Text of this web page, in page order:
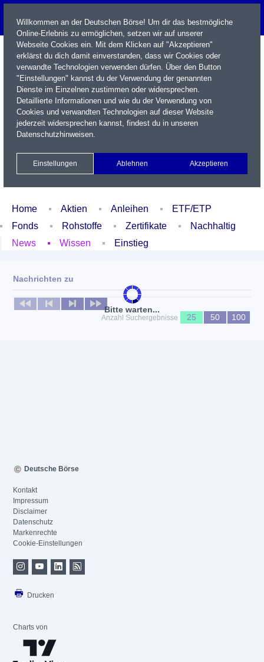
Name / WKN / ISIN / Kürzel
Xetra Realtime
Watchlist Portfolio Login
Home Aktien Anleihen
ETF/ETP
Fonds
Rohstoffe Zertifikate
Nachhaltig
News
Wissen Einstieg
Bitte warten...
Nachrichten zu
Keine News verfügbar
Anzahl Suchergebnisse
25 50 100
Willkommen an der Deutschen Börse! Um dir das bestmögliche
Online-Erlebnis zu ermöglichen, setzen wir auf unserer
Webseite Cookies ein. Mit dem Klicken auf "Akzeptieren"
erklärst du dich damit einverstanden, dass wir Cookies oder
verwandte Technologien verwenden dürfen. Über den Button
"Einstellungen" kannst du der Verwendung der genannten
Dienste im Einzelnen zustimmen oder widersprechen.
Detaillierte Informationen und wie du der Verwendung von
Cookies und verwandten Technologien auf dieser Website
jederzeit widersprechen kannst, findest du in unseren
Datenschutzhinweisen.
Einstellungen Ablehnen Akzeptieren
Deutsche Börse
Kontakt
Impressum
Disclaimer
Datenschutz
Markenrechte
Cookie-Einstellungen
Drucken
Charts von